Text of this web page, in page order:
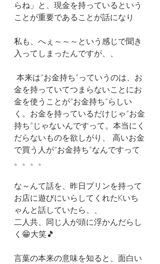
らね」と、現金を持っているという
ことが重要であることが話になり
私も、へぇ～～～という感じで聞き
入ってしまったんですが、、
金を持っていてつまらないことにお
金を使うことが“お金持ち”らしい
く。お金を持っているだけじゃ“お金
持ち”じゃないんですって。本当にく
だらないものを欲しがり、 高いお金
で買う人が“お金持ち”なんですって
。。。。
な～んて話を、昨日プリンを持って
お店に遊びにいらしてくれたKいち
ゃんと話していたら、、
二人共、同じ人が頭に浮かんだらし
く😁大笑🎵
言葉の本来の意味を知ると、面白い